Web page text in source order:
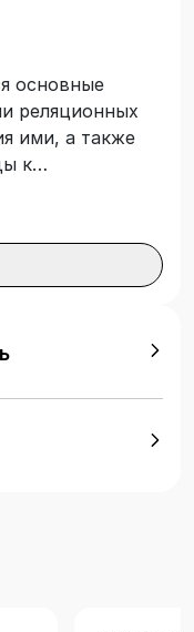
основные
реляционных
ими, а также
к
данных,
принципов
к
данных с